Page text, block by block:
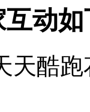
动
天酷